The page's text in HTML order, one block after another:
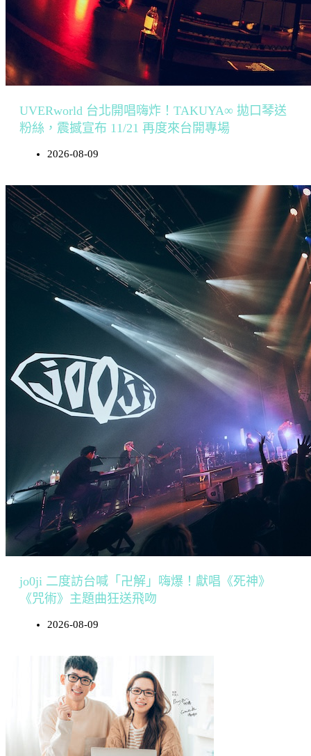
UVERworld 台北開唱嗨炸！TAKUYA∞ 拋口琴送
粉絲，震撼宣布 11/21 再度來台開專場
2026-08-09
jo0ji 二度訪台喊「卍解」嗨爆！獻唱《死神》
《咒術》主題曲狂送飛吻
2026-08-09